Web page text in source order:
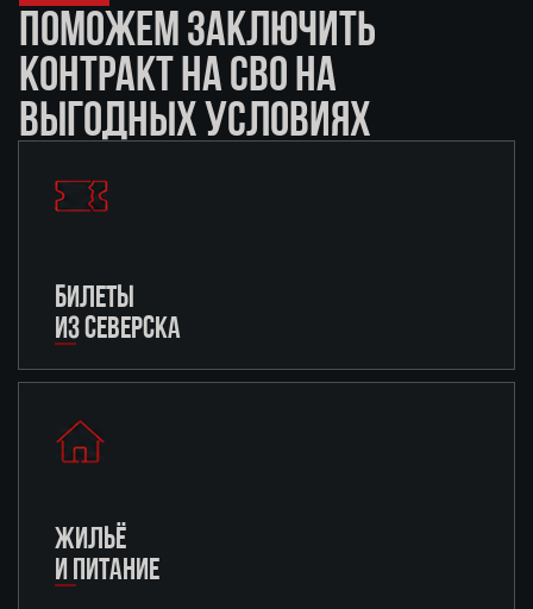
ПОМОЖЕМ ЗАКЛЮЧИТЬ
КОНТРАКТ НА СВО НА
ВЫГОДНЫХ УСЛОВИЯХ
БИЛЕТЫ
ИЗ СЕВЕРСКА
ЖИЛЬЁ
И ПИТАНИЕ